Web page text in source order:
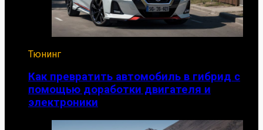
Тюнинг
Как превратить автомобиль в гибрид с
помощью доработки двигателя и
электроники